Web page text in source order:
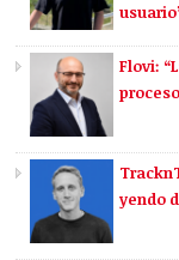
Flovi:
yendo